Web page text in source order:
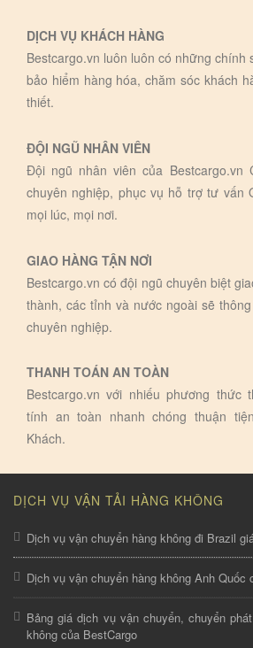
DỊCH VỤ KHÁCH HÀNG
Bestcargo.vn luôn luôn có những chính
bảo hiểm hàng hóa, chăm sóc khách
thiết.
ĐỘI NGŨ NHÂN VIÊN
Đội ngũ nhân viên của Bestcargo.vn
chuyên nghiệp, phục vụ hỗ trợ tư vấn
mọi lúc, mọi nơi.
GIAO HÀNG TẬN NƠI
Bestcargo.vn có đội ngũ chuyên biệt
thành, các tỉnh và nước ngoài sẽ
chuyên nghiệp.
THANH TOÁN AN TOÀN
Bestcargo.vn với nhiếu phương thức
tính an toàn nhanh chóng thuận
Khách.
DỊCH VỤ VẬN TẢI HÀNG KHÔNG
Dịch vụ vận chuyển hàng không đi Brazil
Dịch vụ vận chuyển hàng không Anh Quốc
Bảng giá dịch vụ vận chuyển, chuyển
không của BestCargo